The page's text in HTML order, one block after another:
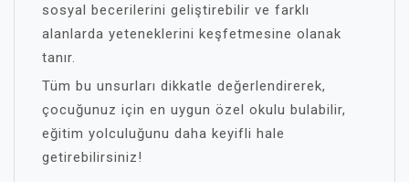
sosyal becerilerini geliştirebilir ve farklı
alanlarda yeteneklerini keşfetmesine olanak
tanır.
Tüm bu unsurları dikkatle değerlendirerek,
çocuğunuz için en uygun özel okulu bulabilir,
eğitim yolculuğunu daha keyifli hale
getirebilirsiniz!